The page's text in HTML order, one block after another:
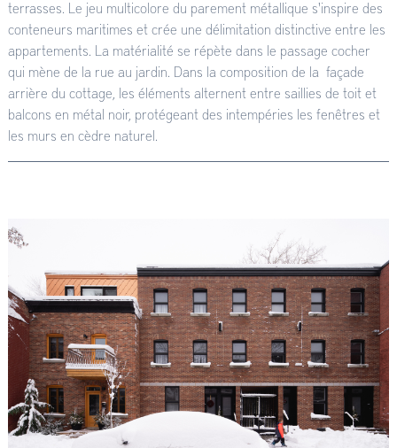
terrasses. Le jeu multicolore du parement métallique s'inspire des
conteneurs maritimes et crée une délimitation distinctive entre les
appartements. La matérialité se répète dans le passage cocher
qui mène de la rue au jardin. Dans la composition de la façade
arrière du cottage, les éléments alternent entre saillies de toit et
balcons en métal noir, protégeant des intempéries les fenêtres et
les murs en cèdre naturel.